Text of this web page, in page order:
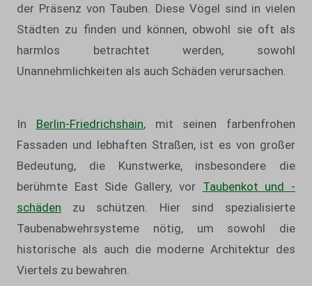
der Präsenz von Tauben. Diese Vögel sind in vielen
Städten zu finden und können, obwohl sie oft als
harmlos betrachtet werden, sowohl
Unannehmlichkeiten als auch Schäden verursachen.
In Berlin-Friedrichshain, mit seinen farbenfrohen
Fassaden und lebhaften Straßen, ist es von großer
Bedeutung, die Kunstwerke, insbesondere die
berühmte East Side Gallery, vor Taubenkot und -
schäden zu schützen. Hier sind spezialisierte
Taubenabwehrsysteme nötig, um sowohl die
historische als auch die moderne Architektur des
Viertels zu bewahren.